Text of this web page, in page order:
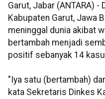
Garut, Jabar (ANTARA)
Kabupaten Garut, Jawa
meninggal dunia akibat
bertambah menjadi
positif sebanyak 14
"Iya satu (bertambah)
kata Sekretaris Dinkes